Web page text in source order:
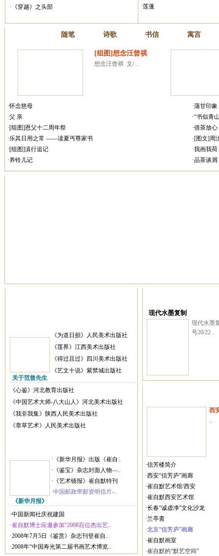
·《穿越》之头部 ·莲蓬
随笔 诗歌 书信 寓言
[组图]想念汪曾祺
想念汪曾祺  文/ ..
·怀念慈母
·蒲甘印象
·父 亲
·“书似青
·[组图]恩父十二周年祭
·借茶放心
·乐其日用之常 ——读夏丏尊家书
·[图文]
·[组图]滇行追记
·我画我荷
·养铃儿记
·品茶谈屑
关于范曾先生
《为道日损》人民美术出版社
《莲界》江西美术出版社
《得过且过》四川美术出版社
《艺文十说》紫禁城出版社
《心鉴》河北教育出版社
《中国艺术大师-八大山人》河北美术出版社
《我非我集》陕西人民美术出版社
《章草艺术》人民美术出版社
《新华月报》
·《新华月报》出版《崔自..
·《鉴宝》杂志封面人物—..
·《艺术镜报》崔自默特刊
·中国邮政带邮资明信片-..
·中国新闻社庆祝建国
·崔自默博士应邀参加"2008百位杰出艺..
·2008年7月5日《鉴赏》杂志刊登崔自..
·2008年“中国寿光第二届书画艺术博览..
现代水墨复制
现代水墨
号20/22 ..
西
..
·信芳楼简介
·西安“信芳庐”画廊
·崔自默艺术馆/西安
·崔自默西安艺术馆
·长春“诚虚净”文化沙龙
·兰亭斋
·北京“信芳庐”画廊
·崔自默画室
·崔自默的“默艺空间”